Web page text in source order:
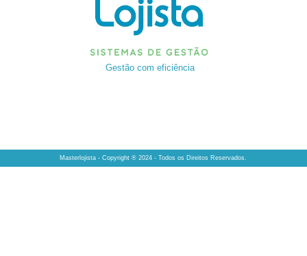
Gestão com eficiência
Masterlojista - Copyright ® 2024 - Todos os Direitos Reservados.